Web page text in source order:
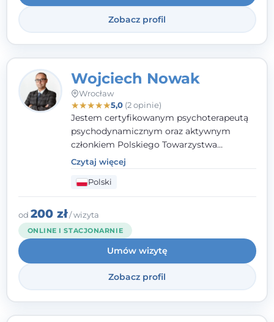
Zobacz profil
Wojciech Nowak
Wrocław
★★★★★5,0(2 opinie)
Jestem certyfikowanym psychoterapeutą
psychodynamicznym oraz aktywnym
członkiem Polskiego Towarzystwa
Psychoterapii Psychodynamicznej
mojej pracy zawodowej kładę duży nacisk
na uważne słuchanie Pacjenta. Interesuje
mnie szczególnie psychoterapia zaburzeń
osobowości, zaburzeń nerwicowych i
lękowych, a także zagadnienia związane z
małżeństwem i rodziną, w tym problemy w
relacjach rodzinnych. Nie specjalizuję się w
uzależnieniach.
Czytaj więcej
Polski
od 200 zł/ wizyta
ONLINE I STACJONARNIE
Umów wizytę
Zobacz profil